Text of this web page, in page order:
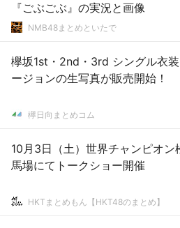
『ごぶごぶ』の実況と画像
NMB48まとめといたで
欅坂1st・2nd・3rd シングル衣
ージョンの生写真が販売開始！
欅日向まとめコム
10月3日（土）世界チャンピオ
馬場にてトークショー開催
HKTまとめもん【HKT48のまとめ】